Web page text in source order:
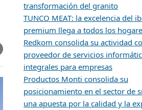
transformación del granito
TUNCO MEAT: la excelencia del
premium llega a todos los
Redkom consolida su actividad
proveedor de servicios
integrales para empresas
Productos Monti consolida su
posicionamiento en el sector de
una apuesta por la calidad y la